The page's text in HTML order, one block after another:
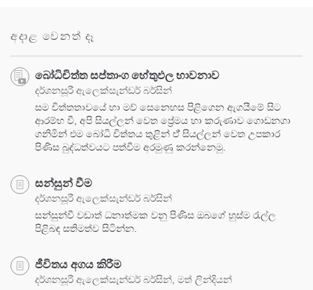
අදාළ වෙනත් දෑ
‍‍බෝධිචිත්ත සප්තාංග හේතුඵල භාවනාව
දර්ශනසූරී ඇලෙක්සැන්ඩර් බර්සින්
සම චිත්තතාවයේ හා මව් සෙනෙහස පිළිගෙන ඇගයීමේ සිට
ආරම්භ වී, අපි සියල්ලන් වෙත ප්‍රේමය හා කරුණාව ගොඩනගා
ගනිමින් එම බෝධි චිත්තය තුළින් ඒ් සියල්ලන් වෙත උපකාර
පිණිස බුද්ධත්වයට පත්වීම අරමුණු කරන්නෙමු.
සන්සුන් වීම
දර්ශනසූරී ඇලෙක්සැන්ඩර් බර්සින්
සන්සුන්වී වඩාත් ධනාත්මක වනු පිණිස ඔබගේ හුස්ම රැල්ල
පිළිබඳ සතිමත්ව සිටින්න.
ජීවිතය අගය කිරීම
දර්ශනසූරී ඇලෙක්සැන්ඩර් බර්සින්, මත් ලින්දියන්